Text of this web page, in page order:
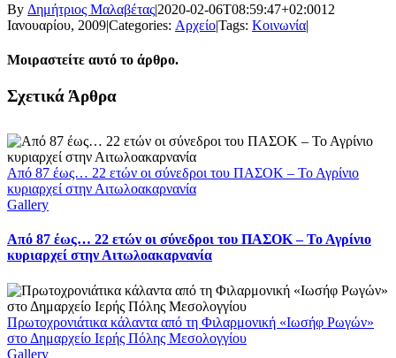
By Δημήτριος Μαλαβέτας|2020-02-06T08:59:47+02:0012
Ιανουαρίου, 2009|Categories: Αρχείο|Tags: Κοινωνία|
Μοιραστείτε αυτό το άρθρο.
Facebook
X
LinkedIn
WhatsApp
Email
Σχετικά Άρθρα
Από 87 έως… 22 ετών οι σύνεδροι του ΠΑΣΟΚ – Το Αγρίνιο
κυριαρχεί στην Αιτωλοακαρνανία
Gallery
Από 87 έως… 22 ετών οι σύνεδροι του ΠΑΣΟΚ – Το Αγρίνιο
κυριαρχεί στην Αιτωλοακαρνανία
Πρωτοχρονιάτικα κάλαντα από τη Φιλαρμονική «Ιωσήφ Ρωγών»
στο Δημαρχείο Ιερής Πόλης Μεσολογγίου
Gallery